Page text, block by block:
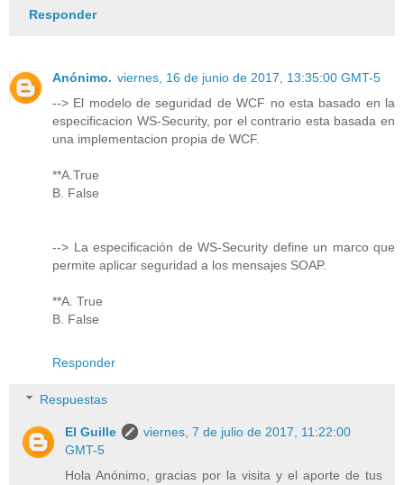
Responder
Anónimo. viernes, 16 de junio de 2017, 13:35:00 GMT-5
--> El modelo de seguridad de WCF no esta basado en la
especificacion WS-Security, por el contrario esta basada en
una implementacion propia de WCF.
**A.True
B. False
--> La especificación de WS-Security define un marco que
permite aplicar seguridad a los mensajes SOAP.
**A. True
B. False
Responder
Respuestas
El Guille
viernes, 7 de julio de 2017, 11:22:00
GMT-5
Hola Anónimo, gracias por la visita y el aporte de tus